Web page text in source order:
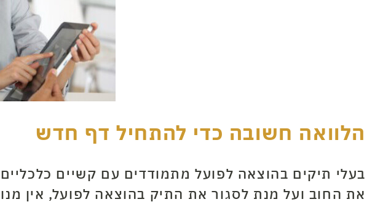
הלוואה חשובה כדי להתחיל דף חדש
בעלי תיקים בהוצאה לפועל מתמודדים עם קשיים
את החוב ועל מנת לסגור את התיק בהוצאה לפועל, אין